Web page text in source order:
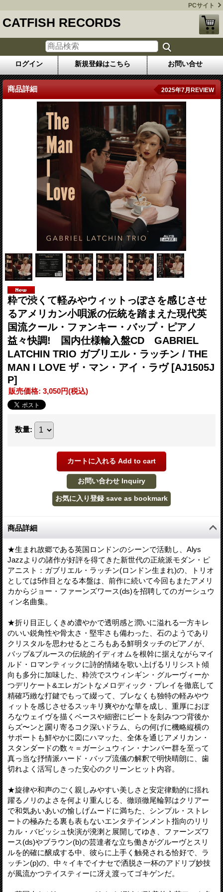
PCサイト
CATFISH RECORDS
ログイン 新規登録はこちら お問い合せ
商品詳細 2025年7月REVIEW
粋で渋くて軽みやウィットっぽさを感じさせ
るアメリカン小唄派の伝統を踏まえた現代英
国流クール・ファンキー・バップ・ピアノ
益々快調! 国内仕様輸入盤CD GABRIEL
LATCHIN TRIO ガブリエル・ラッチン / THE
MAN I LOVE ザ・マン・アイ・ラヴ [AJ1505J
P]
販売価格: 3,050円(税込)
数量:
商品詳細
★生まれ故郷である英国ロンドンのシーンで活動し、Alys
Jazzよりの諸作が好評を得てきた新世代の正統派モダン・ピ
アニスト：ガブリエル・ラッチン(ロンドン生まれ)の、トリオ
としては5作目となる本盤は、前作に続いて今回もまたアメリ
カからジョー・ファーンズワース(ds)を招聘してのガーシュウ
ィン名曲集。
★折り目正しくきめ濃やかで透明感と潤いに溢れる一方キレ
のいい鋭角性や骨太さ・堅牢さも備わった、石のようであり
クリスタルを思わせるところもある鮮明タッチのピアノが、
バップ&ブルースの伝統的イディオムを根幹に据えながらマイ
ルド・ロマンティックに詩的情緒を歌い上げるリリシスト傾
向も多分に加味した、粋渋でスウィンギン・グルーヴィーか
つデリケート&エレガントなメロディック・プレイを徹底して
精確巧緻な打鍵でもって綴って、ブレなくも独特の軽みやウ
ィットを感じさせるスッキリ爽やかな華を成し、重厚におぼ
ろなウェイヴを描くベースや細密にビートを刻みつつ背後か
らズ〜ンと躙り寄るコク深いドラム、らの何げに機略縦横の
サポートも鮮やかに図にハマッた、全体を通じアメリカン・
スタンダードの数々＝ガーシュウィン・ナンバー群を至って
真っ当な抒情派ハード・バップ流儀の解釈で明快晴朗に、歯
切れよく活写しきった安心のクリーンヒット内容。
★旋律や和声のごく親しみやすい美しさと安定律動的に揺れ
躍るノリのよさを何より重んじる、徹頭徹尾輪郭はクリアー
で和気あいあいの愉しげムードに満ちた、シンプル・ストレ
ートの極みたる裏も表もないエンタテインメント指向のリリ
カル・バピッシュ快演が溌溂と展開してゆき、ファーンズワ
ース(ds)やブラウン(b)の芸達者な立ち働きがグルーヴとスリ
ルを的確に醸成する中、彼らに上手く触発される恰好で、ラ
ッチン(p)の、中々イキでイナセで洒脱さ一杯のアドリブ妙技
が風流かつテイスティーに冴え渡ってゴキゲンだ。